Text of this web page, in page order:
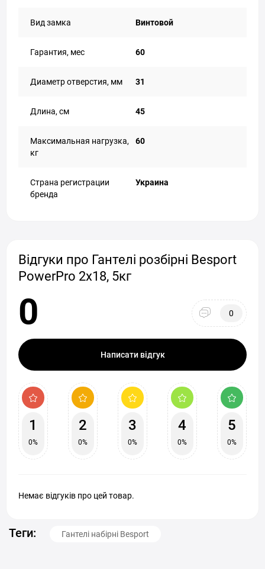
Вид замка Винтовой
Гарантия, мес 60
Диаметр отверстия, мм 31
Длина, см 45
Максимальная нагрузка,
кг
60
Страна регистрации
бренда
Украина
Відгуки про Гантелі розбірні Besport
PowerPro 2х18, 5кг
0 0
Написати відгук
1
0%
2
0%
3
0%
4
0%
5
0%
Немає відгуків про цей товар.
Теги: Гантелі набірні Besport